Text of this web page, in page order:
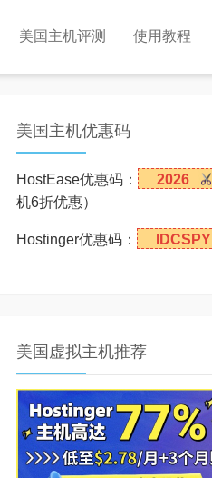
美国主机评测 使用教程
美国主机优惠码
HostEase优惠码： 2026
机6折优惠）
Hostinger优惠码： IDCSPY
美国虚拟主机推荐